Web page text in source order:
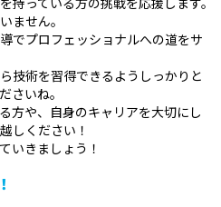
ません。
でプロフェッショナルへの道をサ
技術を習得できるようしっかりと
さいね。
方や、自身のキャリアを大切にし
しください！
いきましょう！